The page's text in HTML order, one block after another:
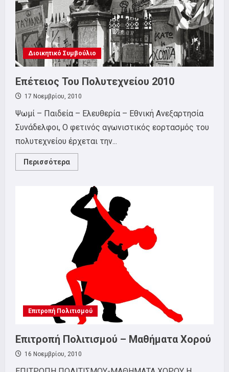
Διοικητικό Συμβούλιο
Επέτειος Του Πολυτεχνείου 2010
17 Νοεμβρίου, 2010
Ψωμί – Παιδεία – Ελευθερία – Εθνική Ανεξαρτησία
Συνάδελφοι, Ο φετινός αγωνιστικός εορτασμός του
πολυτεχνείου έρχεται την...
Περισσότερα
more
Πολυτεχνείου
2010
Επιτροπή Πολιτισμού
Επιτροπή Πολιτισμού – Μαθήματα Χορού
16 Νοεμβρίου, 2010